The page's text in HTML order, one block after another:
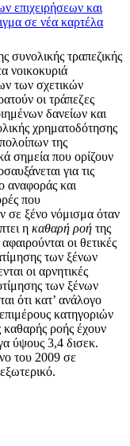
επιχειρήσεων και
σε νέα καρτέλα
συνολικής τραπεζικής
νοικοκυριά
των σχετικών
οι τράπεζες
δανείων και
χρηματοδότησης
της
σημεία που ορίζουν
για τις
αναφοράς και
που
σε ξένο νόμισμα όταν
η καθαρή ροή της
οι θετικές
των ξένων
οι αρνητικές
των ξένων
ότι κατ’ ανάλογο
κατηγοριών
καθαρής ροής έχουν
ύψους 3,4 δισεκ.
του 2009 σε